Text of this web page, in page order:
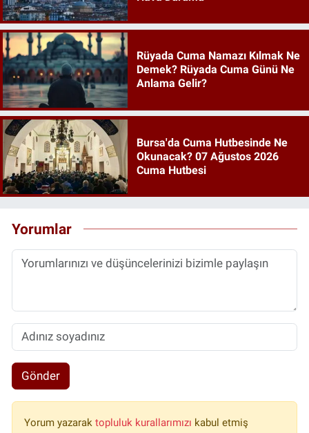
Rüyada Cuma Namazı Kılmak Ne
Demek? Rüyada Cuma Günü Ne
Anlama Gelir?
Bursa'da Cuma Hutbesinde Ne
Okunacak? 07 Ağustos 2026
Cuma Hutbesi
Yorumlar
Gönder
Yorum yazarak topluluk kurallarımızı kabul etmiş